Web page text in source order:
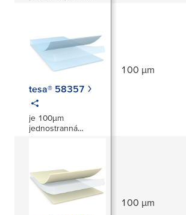
tesa® 58357
je 100µm
jednostranná
100 µm
100 µm